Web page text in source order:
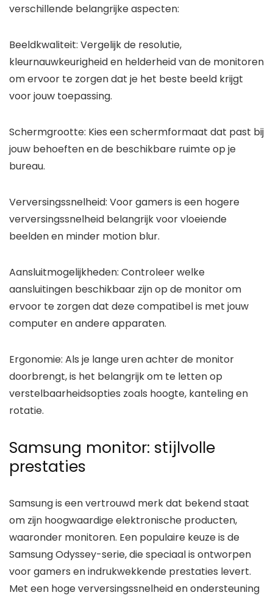
verschillende belangrijke aspecten:
Beeldkwaliteit: Vergelijk de resolutie,
kleurnauwkeurigheid en helderheid van de monitoren
om ervoor te zorgen dat je het beste beeld krijgt
voor jouw toepassing.
Schermgrootte: Kies een schermformaat dat past bij
jouw behoeften en de beschikbare ruimte op je
bureau.
Verversingssnelheid: Voor gamers is een hogere
verversingssnelheid belangrijk voor vloeiende
beelden en minder motion blur.
Aansluitmogelijkheden: Controleer welke
aansluitingen beschikbaar zijn op de monitor om
ervoor te zorgen dat deze compatibel is met jouw
computer en andere apparaten.
Ergonomie: Als je lange uren achter de monitor
doorbrengt, is het belangrijk om te letten op
verstelbaarheidsopties zoals hoogte, kanteling en
rotatie.
Samsung monitor: stijlvolle
prestaties
Samsung is een vertrouwd merk dat bekend staat
om zijn hoogwaardige elektronische producten,
waaronder monitoren. Een populaire keuze is de
Samsung Odyssey-serie, die speciaal is ontworpen
voor gamers en indrukwekkende prestaties levert.
Met een hoge verversingssnelheid en ondersteuning